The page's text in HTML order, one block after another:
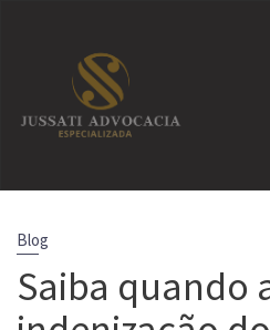
Blog
Saiba quando